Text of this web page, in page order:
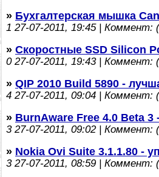
» Бухгалтерская мышка
1 27-07-2011, 19:45 | Коммент:
» Скоростные SSD Silicon
027-07-2011, 19:43 | Коммент:
» QIP 2010 Build 5890 -
4 27-07-2011, 09:04 | Коммент:
» BurnAware Free 4.0 Beta 3
327-07-2011, 09:02 | Коммент:
» Nokia Ovi Suite 3.1.1.80 -
327-07-2011, 08:59 | Коммент: